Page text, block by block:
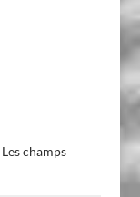
Les champs